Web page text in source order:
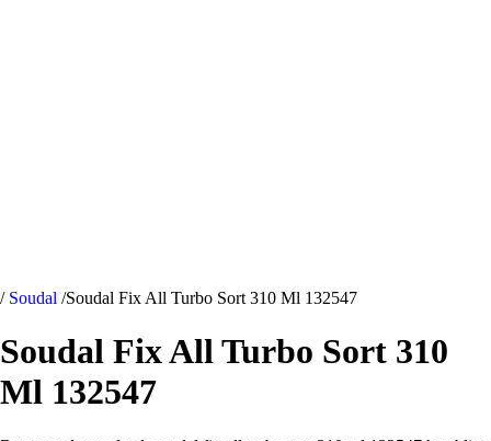
/ Soudal /Soudal Fix All Turbo Sort 310 Ml 132547
Soudal Fix All Turbo Sort 310
Ml 132547